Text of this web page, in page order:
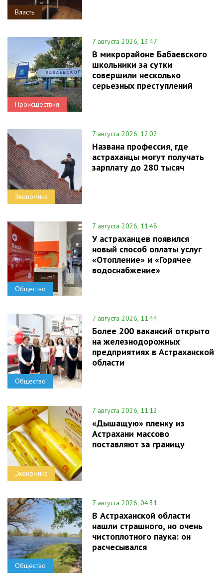
Власть
Происшествия
7 августа 2026, 13:47
В микрорайоне Бабаевского
школьники за сутки
совершили несколько
серьезных преступлений
Экономика
7 августа 2026, 12:02
Названа профессия, где
астраханцы могут получать
зарплату до 280 тысяч
Общество
7 августа 2026, 11:48
У астраханцев появился
новый способ оплаты услуг
«Отопление» и «Горячее
водоснабжение»
Общество
7 августа 2026, 11:44
Более 200 вакансий открыто
на железнодорожных
предприятиях в Астраханской
области
Экономика
7 августа 2026, 11:12
«Дышащую» пленку из
Астрахани массово
поставляют за границу
Общество
7 августа 2026, 04:31
В Астраханской области
нашли страшного, но очень
чистоплотного паука: он
расчесывался